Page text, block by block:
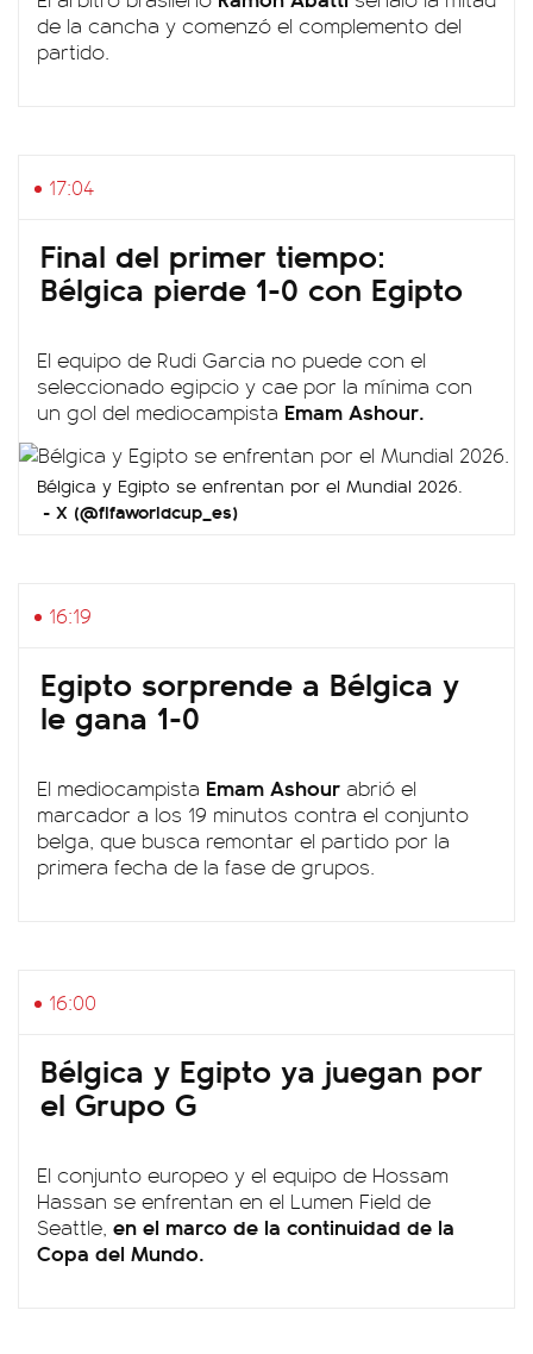
de la cancha y comenzó el complemento del
partido.
17:04
Final del primer tiempo:
Bélgica pierde 1-0 con Egipto
El equipo de Rudi Garcia no puede con el
seleccionado egipcio y cae por la mínima con
un gol del mediocampista Emam Ashour.
Bélgica y Egipto se enfrentan por el Mundial 2026.
X (@fifaworldcup_es)
16:19
Egipto sorprende a Bélgica y
le gana 1-0
El mediocampista Emam Ashour abrió el
marcador a los 19 minutos contra el conjunto
belga, que busca remontar el partido por la
primera fecha de la fase de grupos.
16:00
Bélgica y Egipto ya juegan por
el Grupo G
El conjunto europeo y el equipo de Hossam
Hassan se enfrentan en el Lumen Field de
Seattle, en el marco de la continuidad de la
Copa del Mundo.